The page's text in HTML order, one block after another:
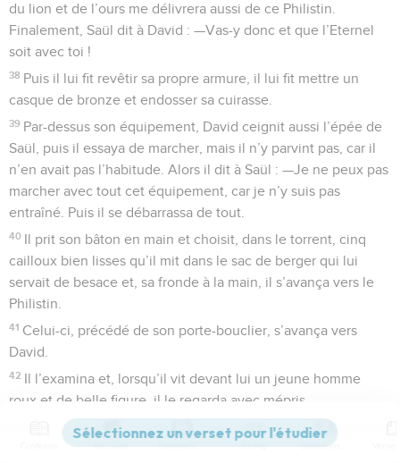
du lion et de l’ours me délivrera aussi de ce Philistin.
Finalement, Saül dit à David : —Vas-y donc et que l’Eternel
soit avec toi !
38 Puis il lui fit revêtir sa propre armure, il lui fit mettre un
casque de bronze et endosser sa cuirasse.
39 Par-dessus son équipement, David ceignit aussi l’épée de
Saül, puis il essaya de marcher, mais il n’y parvint pas, car il
n’en avait pas l’habitude. Alors il dit à Saül : —Je ne peux pas
marcher avec tout cet équipement, car je n’y suis pas
entraîné. Puis il se débarrassa de tout.
40 Il prit son bâton en main et choisit, dans le torrent, cinq
cailloux bien lisses qu’il mit dans le sac de berger qui lui
servait de besace et, sa fronde à la main, il s’avança vers le
Philistin.
41 Celui-ci, précédé de son porte-bouclier, s’avança vers
David.
42 Il l’examina et, lorsqu’il vit devant lui un jeune homme
roux et de belle figure, il le regarda avec mépris
et lui lança : —Est-ce que tu me prends pour un chien pour
venir contre moi avec un bâton ? Puis il le maudit par ses
Versions Commentaires Strong